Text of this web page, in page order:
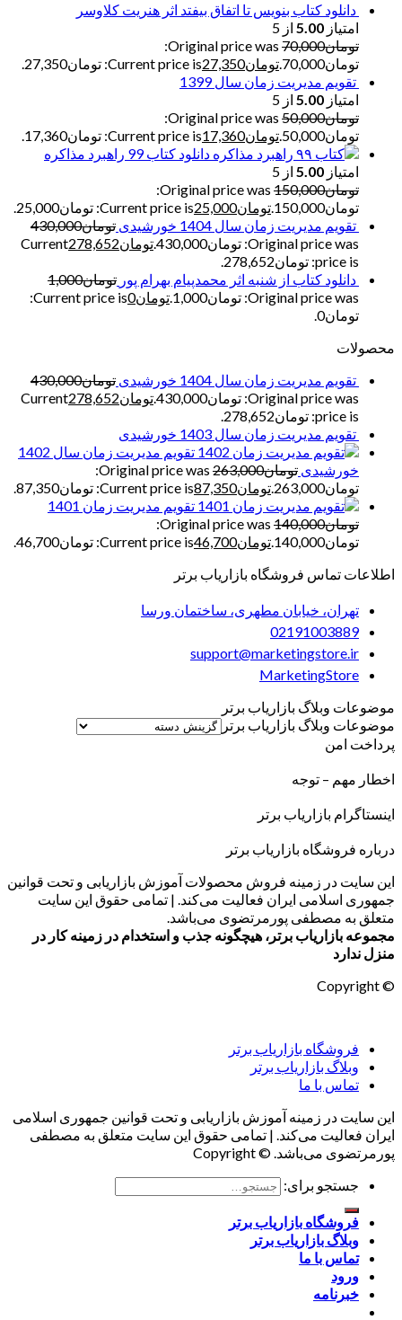
دانلود کتاب بنویس تا اتفاق بیفتد اثر هنریت کلاوسر
امتیاز 5.00 از 5
تومان70,000
Original price was:
تومان70,000.
تومان27,350Current price is: تومان27,350.
تقویم مدیریت زمان سال 1399
امتیاز 5.00 از 5
تومان50,000
Original price was:
تومان50,000.
تومان17,360Current price is: تومان17,360.
دانلود کتاب 99 راهبرد مذاکره
امتیاز 5.00 از 5
تومان150,000
Original price was:
تومان150,000.
تومان25,000Current price is: تومان25,000.
تقویم مدیریت زمان سال 1404 خورشیدی
تومان430,000
Original price was: تومان430,000.
تومان278,652
Current
price is: تومان278,652.
دانلود کتاب از شنبه اثر محمدپیام بهرام پور تومان1,000
Original price was: تومان1,000.
تومان0
Current price is:
تومان0.
محصولات
تقویم مدیریت زمان سال 1404 خورشیدی
تومان430,000
Original price was: تومان430,000.
تومان278,652
Current
price is: تومان278,652.
تقویم مدیریت زمان سال 1403 خورشیدی
تقویم مدیریت زمان سال 1402
خورشیدی تومان263,000
Original price was:
تومان263,000.
تومان87,350Current price is: تومان87,350.
تقویم مدیریت زمان 1401
تومان140,000
Original price was:
تومان140,000.
تومان46,700Current price is: تومان46,700.
اطلاعات تماس فروشگاه بازاریاب برتر
تهران، خیابان مطهری، ساختمان ورسا
02191003889
support@marketingstore.ir
MarketingStore
موضوعات وبلاگ بازاریاب برتر
موضوعات وبلاگ بازاریاب برتر
پرداخت امن
اخطار مهم – توجه
اینستاگرام بازاریاب برتر
درباره فروشگاه بازاریاب برتر
این سایت در زمینه فروش محصولات آموزش بازاریابی و تحت قوانین
جمهوری اسلامی ایران فعالیت می‌کند. | تمامی حقوق این سایت
متعلق به مصطفی پورمرتضوی می‌باشد.
مجموعه بازاریاب برتر، هیچگونه جذب و استخدام در زمینه کار در
منزل ندارد
© Copyright
فروشگاه بازاریاب برتر
وبلاگ بازاریاب برتر
تماس با ما
این سایت در زمینه آموزش بازاریابی و تحت قوانین جمهوری اسلامی
ایران فعالیت می‌کند. | تمامی حقوق این سایت متعلق به مصطفی
پورمرتضوی می‌باشد. © Copyright
جستجو برای:
فروشگاه بازاریاب برتر
وبلاگ بازاریاب برتر
تماس با ما
ورود
خبرنامه